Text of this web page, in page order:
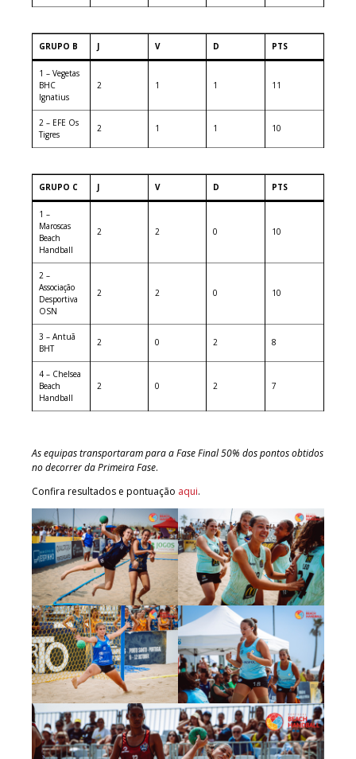
GRUPO B J V D PTS
1 – Vegetas
BHC
Ignatius
2 1 1 11
2 – EFE Os
Tigres
2 1 1 10
GRUPO C J V D PTS
1 –
Maroscas
Beach
Handball
2 2 0 10
2 –
Associação
Desportiva
OSN
2 2 0 10
3 – Antuã
BHT
2 0 2 8
4 – Chelsea
Beach
Handball
2 0 2 7
As equipas transportaram para a Fase Final 50% dos pontos obtidos
no decorrer da Primeira Fase.
Confira resultados e pontuação aqui.